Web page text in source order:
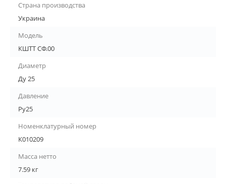
Страна производства
Украина
Модель
КШТТ СФ.00
Диаметр
Ду 25
Давление
Ру25
Номенклатурный номер
К010209
Масса нетто
7.59 кг